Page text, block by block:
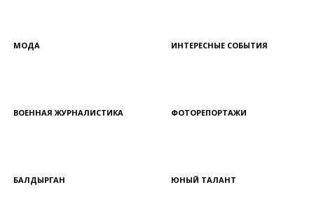
МОДА ИНТЕРЕСНЫЕ СОБЫТИЯ
ВОЕННАЯ ЖУРНАЛИСТИКА ФОТОРЕПОРТАЖИ
БАЛДЫРГАН ЮНЫЙ ТАЛАНТ